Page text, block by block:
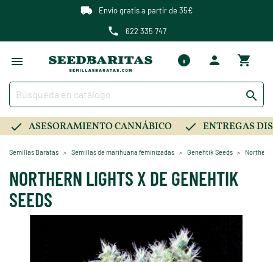
Envío gratis a partir de 35€
622 335 747

ASESORAMIENTO CANNÁBICO ENTREGAS
Semillas Baratas Semillas de marihuana feminizadas Genehtik Seeds Northern
NORTHERN LIGHTS X DE GENEHTIK
SEEDS